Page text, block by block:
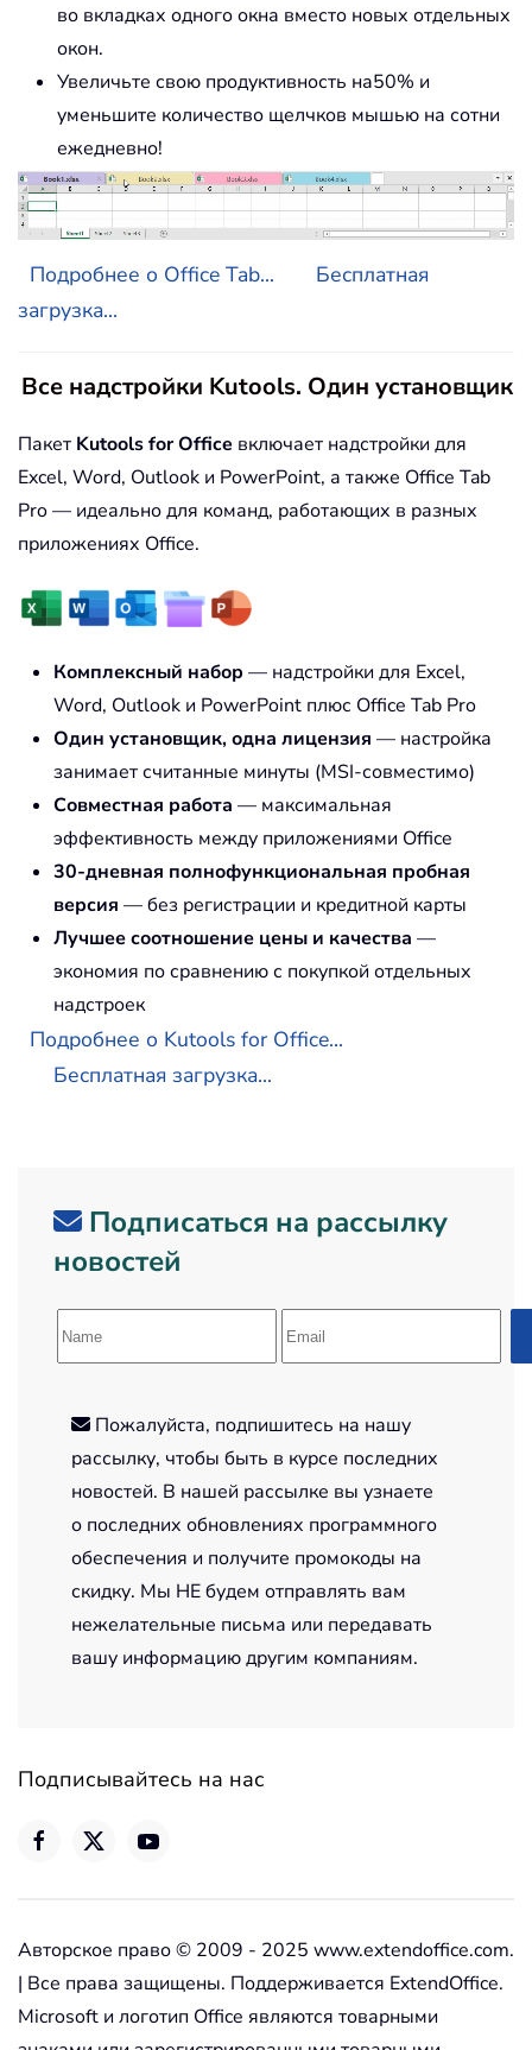
во вкладках одного окна вместо новых отдельных
окон.
Увеличьте свою продуктивность на50% и
уменьшите количество щелчков мышью на сотни
ежедневно!
Подробнее о Office Tab...
Бесплатная
загрузка...
Все надстройки Kutools. Один установщик
Пакет Kutools for Office включает надстройки для
Excel, Word, Outlook и PowerPoint, а также Office Tab
Pro — идеально для команд, работающих в разных
приложениях Office.
Комплексный набор — надстройки для Excel,
Word, Outlook и PowerPoint плюс Office Tab Pro
Один установщик, одна лицензия — настройка
занимает считанные минуты (MSI-совместимо)
Совместная работа — максимальная
эффективность между приложениями Office
30-дневная полнофункциональная пробная
версия — без регистрации и кредитной карты
Лучшее соотношение цены и качества —
экономия по сравнению с покупкой отдельных
надстроек
Подробнее о Kutools for Office...
Бесплатная загрузка...
Подписаться на рассылку
новостей
Пожалуйста, подпишитесь на нашу
рассылку, чтобы быть в курсе последних
новостей. В нашей рассылке вы узнаете
о последних обновлениях программного
обеспечения и получите промокоды на
скидку. Мы НЕ будем отправлять вам
нежелательные письма или передавать
вашу информацию другим компаниям.
Подписывайтесь на нас
Авторское право © 2009 - 2025 www.extendoffice.com.
| Все права защищены. Поддерживается ExtendOffice.
Microsoft и логотип Office являются товарными